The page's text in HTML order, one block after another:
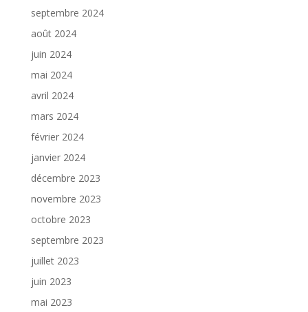
septembre 2024
août 2024
juin 2024
mai 2024
avril 2024
mars 2024
février 2024
janvier 2024
décembre 2023
novembre 2023
octobre 2023
septembre 2023
juillet 2023
juin 2023
mai 2023